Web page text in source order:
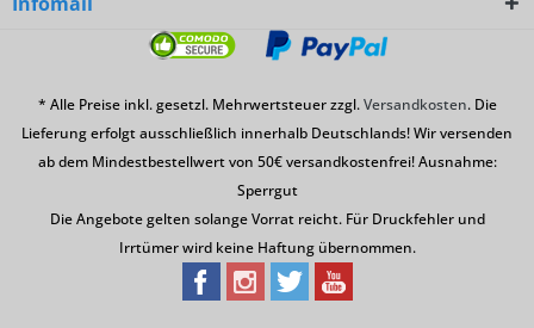
* Alle Preise inkl. gesetzl. Mehrwertsteuer zzgl.Versandkosten. Die
Lieferung erfolgt ausschließlich innerhalb Deutschlands! Wir versenden
ab dem Mindestbestellwert von 50€ versandkostenfrei! Ausnahme:
Sperrgut
Die Angebote gelten solange Vorrat reicht. Für Druckfehler und
Irrtümer wird keine Haftung übernommen.